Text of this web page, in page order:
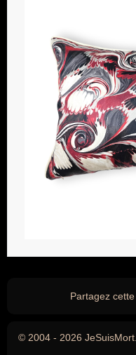
Partagez
© 2004 - 2026